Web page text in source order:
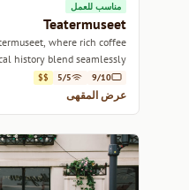
مناسب للعمل
Teatermuseet
where rich coffee
history blend seamlessly.
9/10
5/5
$$
عرض المقهى